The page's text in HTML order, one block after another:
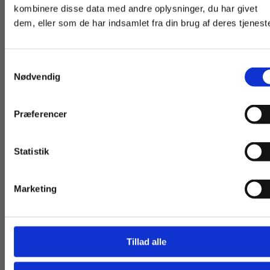
kombinere disse data med andre oplysninger, du har givet
dem, eller som de har indsamlet fra din brug af deres
Nødvendig
Præferencer
Statistik
Marketing
Tillad alle
studerende. Du får
vist priser inkl.
virksomheder. Du
får vist priser ekskl.